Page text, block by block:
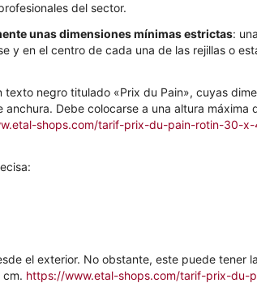
del sector.
unas dimensiones mínimas estrictas:
y en el centro de cada una de las rejillas o
negro titulado «Prix du Pain», cuyas
Debe colocarse a una altura máxima
shops.com/tarif-prix-du-pain-rotin-30-
el exterior. No obstante, este puede tener
cm. https://www.etal-shops.com/tarif-prix-du-